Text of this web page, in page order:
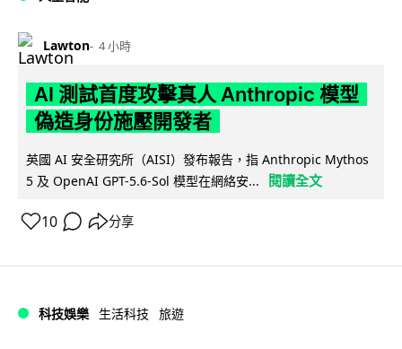
Lawton 4 小時
AI 測試首度攻擊真人 Anthropic 模型
偽造身份施壓開發者
英國 AI 安全研究所（AISI）發布報告，指 Anthropic Mythos
5 及 OpenAI GPT-5.6-Sol 模型在網絡安...
閱讀全文
10 分享
科技娛樂 生活科技 旅遊